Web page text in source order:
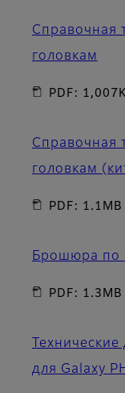
Справочная
головкам
PDF:
Справочная
головкам
PDF: 1.1MB
Брошюра по
PDF: 1.3MB
для Galaxy